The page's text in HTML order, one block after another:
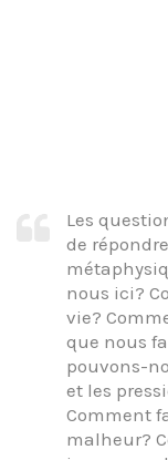
Les
de
nous ici?
vie?
que nous
pouvons-
et les
Comment
malheur?